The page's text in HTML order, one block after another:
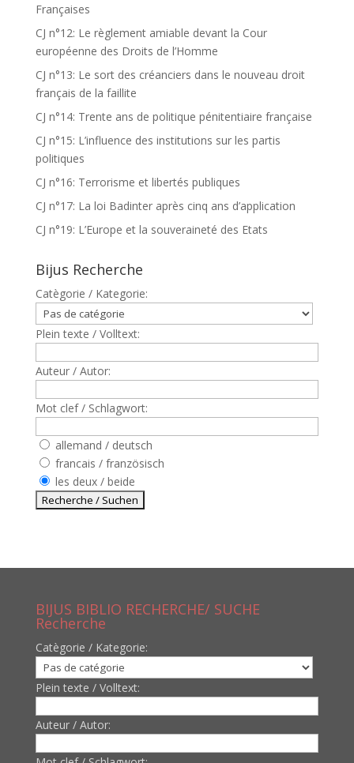
Françaises
CJ n°12: Le règlement amiable devant la Cour
européenne des Droits de l’Homme
CJ n°13: Le sort des créanciers dans le nouveau droit
français de la faillite
CJ n°14: Trente ans de politique pénitentiaire française
CJ n°15: L’influence des institutions sur les partis
politiques
CJ n°16: Terrorisme et libertés publiques
CJ n°17: La loi Badinter après cinq ans d’application
CJ n°19: L’Europe et la souveraineté des Etats
Bijus Recherche
Catègorie / Kategorie:
Plein texte / Volltext:
Auteur / Autor:
Mot clef / Schlagwort:
allemand / deutsch
francais / französisch
les deux / beide
BIJUS BIBLIO RECHERCHE/ SUCHE
Recherche
Catègorie / Kategorie:
Plein texte / Volltext:
Auteur / Autor: